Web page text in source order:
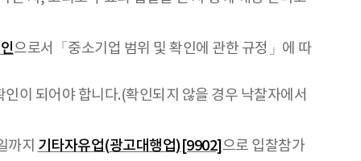
으로서「중소기업 범위 및 확인에 관한 규정」에 따
이 되어야 합니다.(확인되지 않을 경우 낙찰자에서
까지 기타자유업(광고대행업)[9902] 으로 입찰참가